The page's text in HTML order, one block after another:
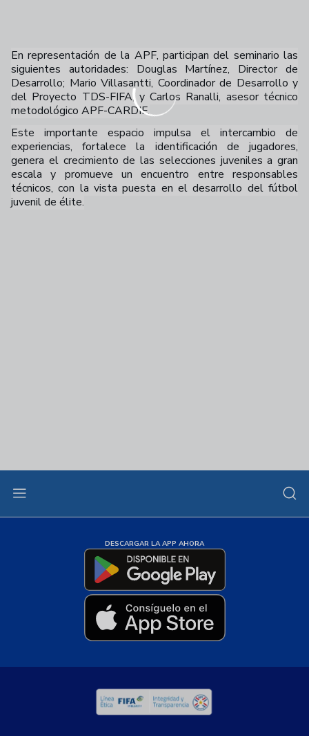
En representación de la APF, participan del seminario las
siguientes autoridades: Douglas Martínez, Director de
Desarrollo; Mario Villasantti, Coordinador de Desarrollo y
del Proyecto TDS-FIFA; y Carlos Ranalli, asesor técnico
metodológico APF-CARDIF.
Este importante espacio impulsa el intercambio de
experiencias, fortalece la identificación de jugadores,
genera el crecimiento de las selecciones juveniles a gran
escala y promueve un encuentro entre responsables
técnicos, con la vista puesta en el desarrollo del fútbol
juvenil de élite.
DESCARGAR LA APP AHORA